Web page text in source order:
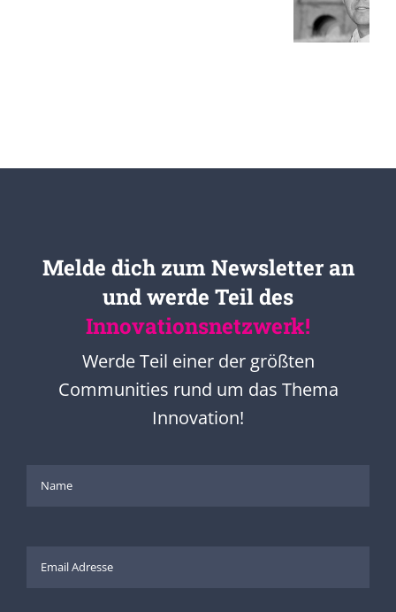
Melde dich zum Newsletter an
und werde Teil des
Innovationsnetzwerk!
Werde Teil einer der größten
Communities rund um das Thema